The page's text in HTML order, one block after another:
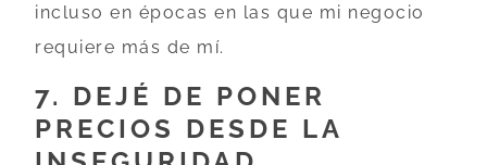
incluso en épocas en las que mi negocio
requiere más de mí.
7. DEJÉ DE PONER
PRECIOS DESDE LA